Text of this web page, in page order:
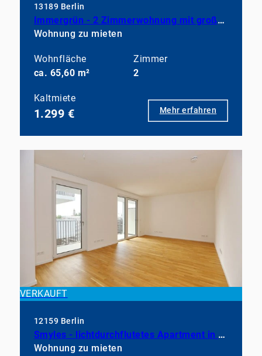
13189 Berlin
Immergrün - 2 Zimmerwohnung mit großem Balkon, EBK und Duschbad
Wohnung zu mieten
Wohnfläche
ca. 65,60 m²
Zimmer
2
Kaltmiete
1.299 € Mehr erfahren
VERKAUFT
12159 Berlin
Smyles - lichtdurchflutetes Apartment in neuwertigem Zustand
Wohnung zu mieten